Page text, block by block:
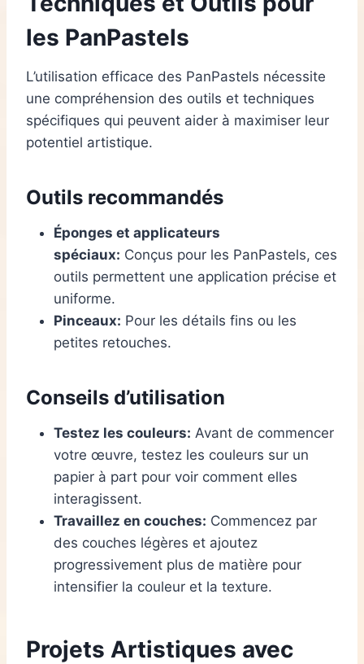
les PanPastels
L’utilisation efficace des PanPastels nécessite
une compréhension des outils et techniques
spécifiques qui peuvent aider à maximiser leur
potentiel artistique.
Outils recommandés
Éponges et applicateurs
spéciaux: Conçus pour les PanPastels, ces
outils permettent une application précise et
uniforme.
Pinceaux: Pour les détails fins ou les
petites retouches.
Conseils d’utilisation
Testez les couleurs: Avant de commencer
votre œuvre, testez les couleurs sur un
papier à part pour voir comment elles
interagissent.
Travaillez en couches: Commencez par
des couches légères et ajoutez
progressivement plus de matière pour
intensifier la couleur et la texture.
Projets Artistiques avec